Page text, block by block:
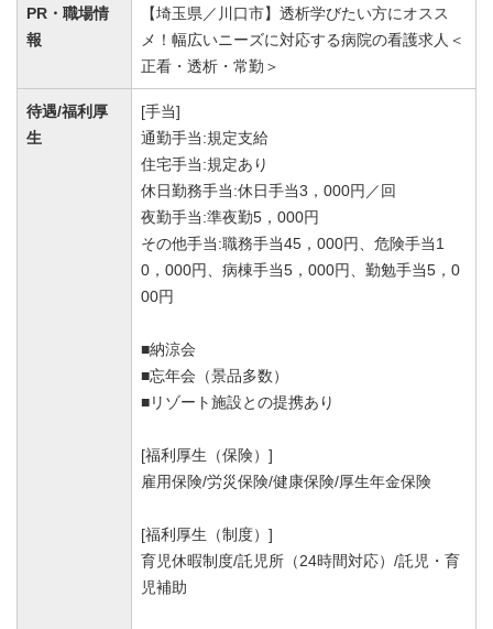
PR・職場情
報
【埼玉県／川口市】透析学びたい方にオスス
メ！幅広いニーズに対応する病院の看護求人＜
正看・透析・常勤＞
待遇/福利厚
生
[手当]
通勤手当:規定支給
住宅手当:規定あり
休日勤務手当:休日手当3，000円／回
夜勤手当:準夜勤5，000円
その他手当:職務手当45，000円、危険手当1
0，000円、病棟手当5，000円、勤勉手当5，0
00円
■納涼会
■忘年会（景品多数）
■リゾート施設との提携あり
[福利厚生（保険）]
雇用保険/労災保険/健康保険/厚生年金保険
[福利厚生（制度）]
育児休暇制度/託児所（24時間対応）/託児・育
児補助